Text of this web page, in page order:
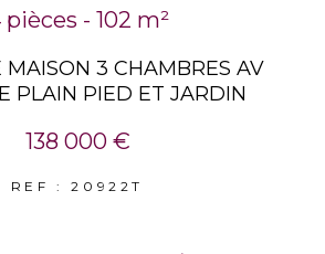
pièces - 102 m²
MAISON 3 CHAMBRES AV
PLAIN PIED ET JARDIN
138 000 €
REF : 20922T